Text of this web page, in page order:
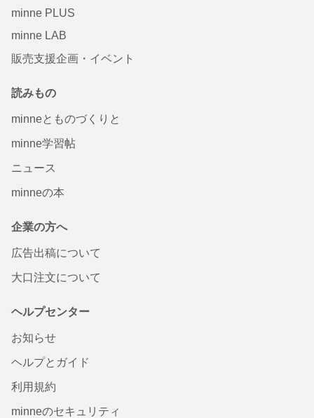
minne PLUS
minne LAB
販売支援企画・イベント
読みもの
minneとものづくりと
minne学習帖
ニュース
minneの本
企業の方へ
広告出稿について
大口注文について
ヘルプセンター
お知らせ
ヘルプとガイド
利用規約
minneのセキュリティ